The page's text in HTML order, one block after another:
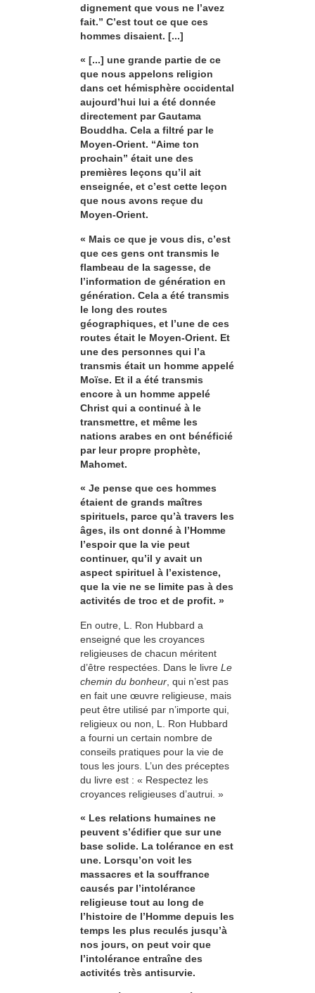
dignement que vous ne l’avez
fait.” C’est tout ce que ces
hommes disaient. [...]
« [...] une grande partie de ce
que nous appelons religion
dans cet hémisphère occidental
aujourd’hui lui a été donnée
directement par Gautama
Bouddha. Cela a filtré par le
Moyen-Orient. “Aime ton
prochain” était une des
premières leçons qu’il ait
enseignée, et c’est cette leçon
que nous avons reçue du
Moyen-Orient.
« Mais ce que je vous dis, c’est
que ces gens ont transmis le
flambeau de la sagesse, de
l’information de génération en
génération. Cela a été transmis
le long des routes
géographiques, et l’une de ces
routes était le Moyen-Orient. Et
une des personnes qui l’a
transmis était un homme appelé
Moïse. Et il a été transmis
encore à un homme appelé
Christ qui a continué à le
transmettre, et même les
nations arabes en ont bénéficié
par leur propre prophète,
Mahomet.
« Je pense que ces hommes
étaient de grands maîtres
spirituels, parce qu’à travers les
âges, ils ont donné à l’Homme
l’espoir que la vie peut
continuer, qu’il y avait un
aspect spirituel à l’existence,
que la vie ne se limite pas à des
activités de troc et de profit. »
En outre, L. Ron Hubbard a
enseigné que les croyances
religieuses de chacun méritent
d’être respectées. Dans le livre Le
chemin du bonheur , qui n’est pas
en fait une œuvre religieuse, mais
peut être utilisé par n’importe qui,
religieux ou non, L. Ron Hubbard
a fourni un certain nombre de
conseils pratiques pour la vie de
tous les jours. L’un des préceptes
du livre est : « Respectez les
croyances religieuses d’autrui. »
« Les relations humaines ne
peuvent s’édifier que sur une
base solide. La tolérance en est
une. Lorsqu’on voit les
massacres et la souffrance
causés par l’intolérance
religieuse tout au long de
l’histoire de l’Homme depuis les
temps les plus reculés jusqu’à
nos jours, on peut voir que
l’intolérance entraîne des
activités très antisurvie.